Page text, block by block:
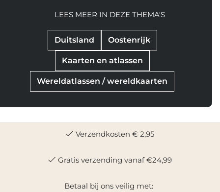
Duitsland Oostenrijk
Kaarten en atlassen
Wereldatlassen / wereldkaarten
LEES MEER IN DEZE THEMA'S
Verzendkosten € 2,95
Gratis verzending vanaf €24,99
Betaal bij ons veilig met: